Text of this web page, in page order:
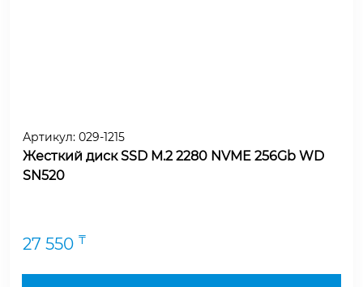
Артикул: 029-1215
Жесткий диск SSD M.2 2280 NVME 256Gb WD
SN520
27 550 ₸